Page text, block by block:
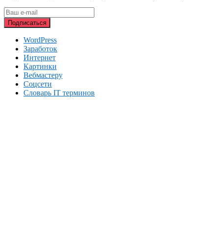
WordPress
Заработок
Интернет
Картинки
Вебмастеру
Соцсети
Словарь IT терминов